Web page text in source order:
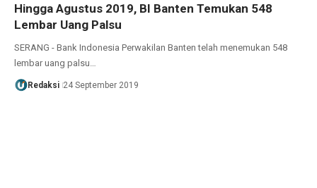
Hingga Agustus 2019, BI Banten Temukan 548
Lembar Uang Palsu
SERANG - Bank Indonesia Perwakilan Banten telah menemukan 548
lembar uang palsu…
Redaksi 24 September 2019